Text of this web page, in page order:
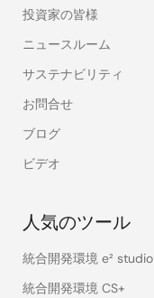
投資家の皆様
ニュースルーム
サステナビリティ
お問合せ
ブログ
ビデオ
人気のツール
統合開発環境 e² studio
統合開発環境 CS+